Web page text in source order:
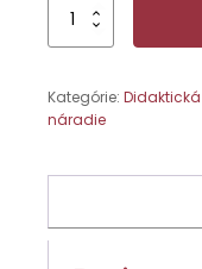
množstvo
Kategórie:
náradie